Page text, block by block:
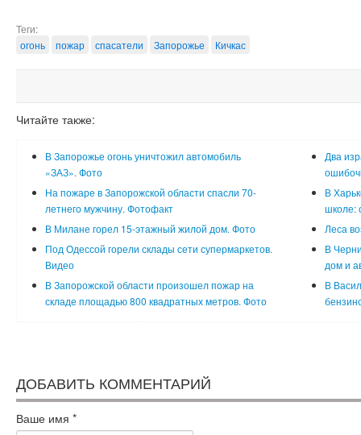
Теги:
огонь
пожар спасатели Запорожье Кичкас
Читайте также:
В Запорожье огонь уничтожил автомобиль
«ЗАЗ». Фото
Два
На пожаре в Запорожской области спасли 70-
летнего мужчину. Фотофакт
В
школе:
В Милане горел 15-этажный жилой дом. Фото
Леса
Под Одессой горели склады сети супермаркетов.
Видео
В
дом и
В Запорожской области произошел пожар на
складе площадью 800 квадратных метров. Фото
В
ДОБАВИТЬ КОММЕНТАРИЙ
Ваше имя *